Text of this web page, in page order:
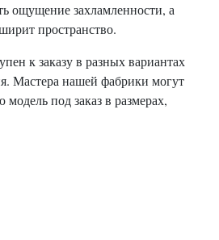
ощущение захламленности, а
пространство.
к заказу в разных вариантах
Мастера нашей фабрики могут
под заказ в размерах,